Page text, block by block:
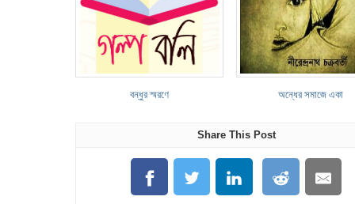
বন্ধুর স্মরণে অন্ধের সমাজে একা
Share This Post